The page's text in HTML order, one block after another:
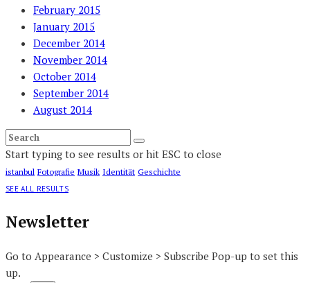
February 2015
January 2015
December 2014
November 2014
October 2014
September 2014
August 2014
Start typing to see results or hit ESC to close
istanbul Fotografie Musik Identität Geschichte
SEE ALL RESULTS
Newsletter
Go to Appearance > Customize > Subscribe Pop-up to set this
up.